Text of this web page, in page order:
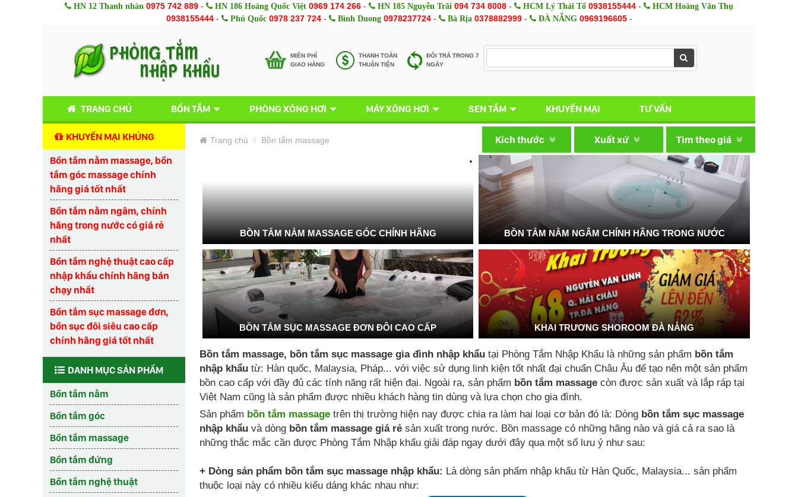
HN 12 Thanh nhàn 0975 742 889 - HN 186 Hoàng Quốc Việt 0969 174 266 - HN 185 Nguyễn Trãi 094 734 8008 - HCM Lý Thái Tổ 0938155444 - HCM Hoàng Văn Thụ
0938155444- Phú Quốc 0978 237 724- Bình Duong 0978237724- Bà Rịa 0378882999- ĐÀ NẴNG 0969196605-
MIÊN PHÍ
GIAO HÀNG
THANH TOÁN
THUẬN TIỆN
ĐỔI TRẢ TRONG 7
NGÀY
TRANG CHỦ BỒN TẮM PHÒNG XÔNG HƠI MÁY XÔNG HƠI SEN TẮM KHUYẾN MẠI TƯ VẤN
KHUYẾN MẠI KHỦNG
Bồn tắm nằm massage, bồn
tắm góc massage chính
hãng giá tốt nhất
Bồn tắm nằm ngâm, chính
hãng trong nước có giá rẻ
nhất
Bồn tắm nghệ thuật cao cấp
nhập khẩu chính hãng bán
chạy nhất
Bồn tắm sục massage đơn,
bồn sục đôi siêu cao cấp
chính hãng giá tốt nhất
DANH MỤC SẢN PHẨM
Bồn tắm nằm
Bồn tắm góc
Bồn tắm massage
Bồn tắm đứng
Bồn tắm nghệ thuật
Trang chủ Bồn tắm massage Tìm theo giá
Xuất xứ
Kích thước
BỒN TẮM NẰM MASSAGE GÓC CHÍNH HÃNG BỒN TẮM NẰM NGÂM CHÍNH HÃNG TRONG NƯỚC
BỒN TẮM SỤC MASSAGE ĐƠN ĐÔI CAO CẤP KHAI TRƯƠNG SHOROOM ĐÀ NẴNG
Bồn tắm massage, bồn tắm sục massage gia đình nhập khẩu tại Phòng Tắm Nhập Khẩu là những sản phẩm bồn tắm
nhập khẩu từ: Hàn quốc, Malaysia, Pháp... với việc sử dụng linh kiện tốt nhất đại chuẩn Châu Âu để tạo nên một sản phẩm
bồn cao cấp với đầy đủ các tính năng rất hiện đại. Ngoài ra, sản phẩm bồn tắm massage còn được sản xuất và lắp ráp tại
Việt Nam cũng là sản phẩm được nhiều khách hàng tin dùng và lựa chọn cho gia đình.
Sản phẩm bồn tắm massage trên thị trường hiện nay được chia ra làm hai loại cơ bản đó là: Dòng bồn tắm sục massage
nhập khẩu và dòng bồn tắm massage giá rẻ sản xuất trong nước. Bồn massage có những hãng nào và giá cả ra sao là
những thắc mắc cần được Phòng Tắm Nhập khẩu giải đáp ngay dưới đây qua một số lưu ý như sau:
+ Dòng sản phẩm bồn tắm sục massage nhập khẩu: Là dòng sản phẩm nhập khẩu từ Hàn Quốc, Malaysia... sản phẩm
thuộc loại này có nhiều kiểu dáng khác nhau như: